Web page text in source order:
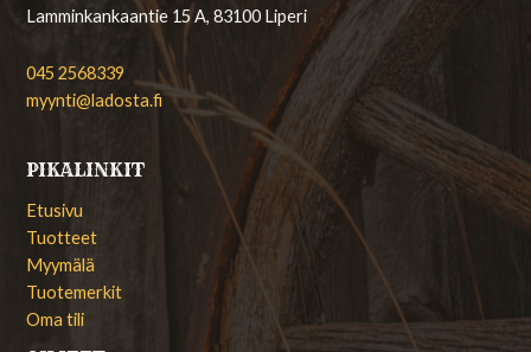
Lamminkankaantie 15 A, 83100 Liperi
045 2568339
myynti@ladosta.fi
PIKALINKIT
Etusivu
Tuotteet
Myymälä
Tuotemerkit
Oma tili